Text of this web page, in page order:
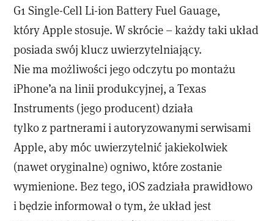
G1 Single-Cell Li-ion Battery Fuel Gauage,
który Apple stosuje. W skrócie – każdy taki układ
posiada swój klucz uwierzytelniający.
Nie ma możliwości jego odczytu po montażu
iPhone’a na linii produkcyjnej, a Texas
Instruments (jego producent) działa
tylko z partnerami i autoryzowanymi serwisami
Apple, aby móc uwierzytelnić jakiekolwiek
(nawet oryginalne) ogniwo, które zostanie
wymienione. Bez tego, iOS zadziała prawidłowo
i będzie informował o tym, że układ jest